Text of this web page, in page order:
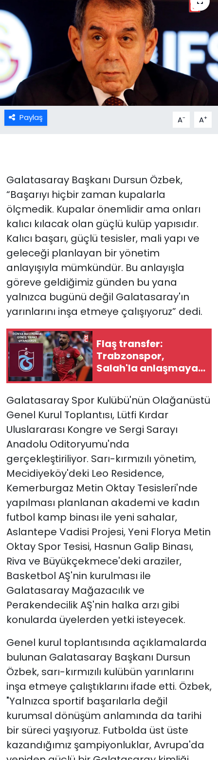
Paylaş A- A+
Galatasaray Başkanı Dursun Özbek,
“Başarıyı hiçbir zaman kupalarla
ölçmedik. Kupalar önemlidir ama onları
kalıcı kılacak olan güçlü kulüp yapısıdır.
Kalıcı başarı, güçlü tesisler, mali yapı ve
geleceği planlayan bir yönetim
anlayışıyla mümkündür. Bu anlayışla
göreve geldiğimiz günden bu yana
yalnızca bugünü değil Galatasaray'ın
yarınlarını inşa etmeye çalışıyoruz” dedi.
Flaş transfer:
Trabzonspor,
Salah'la anlaşmaya
vardı
Galatasaray Spor Kulübü'nün Olağanüstü
Genel Kurul Toplantısı, Lütfi Kırdar
Uluslararası Kongre ve Sergi Sarayı
Anadolu Oditoryumu'nda
gerçekleştiriliyor. Sarı-kırmızılı yönetim,
Mecidiyeköy'deki Leo Residence,
Kemerburgaz Metin Oktay Tesisleri'nde
yapılması planlanan akademi ve kadın
futbol kamp binası ile yeni sahalar,
Aslantepe Vadisi Projesi, Yeni Florya Metin
Oktay Spor Tesisi, Hasnun Galip Binası,
Riva ve Büyükçekmece'deki araziler,
Basketbol AŞ'nin kurulması ile
Galatasaray Mağazacılık ve
Perakendecilik AŞ'nin halka arzı gibi
konularda üyelerden yetki isteyecek.
Genel kurul toplantısında açıklamalarda
bulunan Galatasaray Başkanı Dursun
Özbek, sarı-kırmızılı kulübün yarınlarını
inşa etmeye çalıştıklarını ifade etti. Özbek,
"Yalnızca sportif başarılarla değil
kurumsal dönüşüm anlamında da tarihi
bir süreci yaşıyoruz. Futbolda üst üste
kazandığımız şampiyonluklar, Avrupa'da